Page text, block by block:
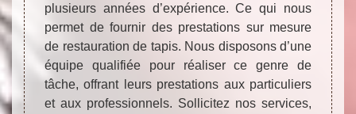
plusieurs années d’expérience. Ce qui nous
permet de fournir des prestations sur mesure
de restauration de tapis. Nous disposons d’une
équipe qualifiée pour réaliser ce genre de
tâche, offrant leurs prestations aux particuliers
et aux professionnels. Sollicitez nos services,